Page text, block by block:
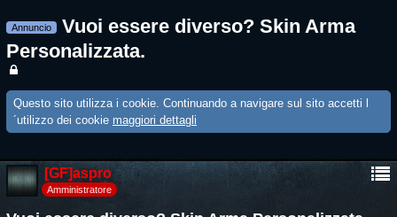
Annuncio
Vuoi essere diverso? Skin Arma
Personalizzata.
Questo sito utilizza i cookie. Continuando a navigare sul sito accetti l
´utilizzo dei cookie maggiori dettagli
[GF]aspro
Amministratore